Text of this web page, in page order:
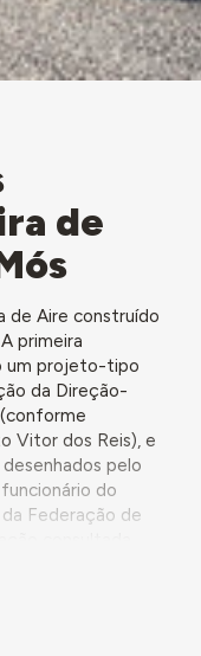
de
de Aire construído
primeira
um projeto-tipo
da Direção-
Vitor dos Reis), e
pelo
do
Federação de
da segunda fase
único do
junho de 1967.